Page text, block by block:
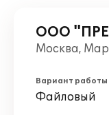
ООО
Москва,
Вариант работы
Файловый